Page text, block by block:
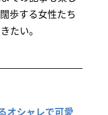
歩する女性たち
たい。
オシャレで可愛